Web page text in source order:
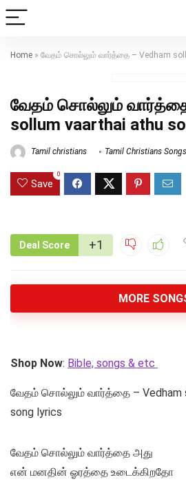
Home » வேதம் சொல்லும் வார்த்தை – Vedham
வேதம் சொல்லும்
sollum vaarthai athu
Tamil christians Tamil Christians Songs
Save
0
Deal Score +1
MORE
Shop Now: Bible, songs & etc
வேதம் சொல்லும் வார்த்தை – Vedham
song lyrics
வேதம் சொல்லும் வார்த்தை அது
என் மனதின் ஓரத்தை உடைக்கிறதோ